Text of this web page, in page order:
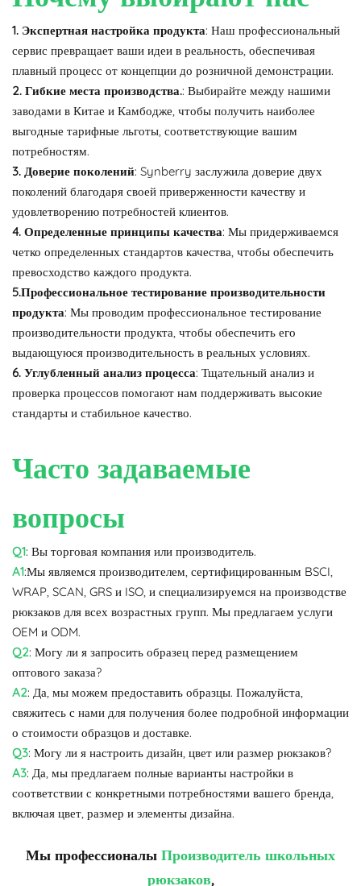
1. Экспертная настройка продукта: Наш профессиональный
сервис превращает ваши идеи в реальность, обеспечивая
плавный процесс от концепции до розничной демонстрации.
2. Гибкие места производства.: Выбирайте между нашими
заводами в Китае и Камбодже, чтобы получить наиболее
выгодные тарифные льготы, соответствующие вашим
потребностям.
3. Доверие поколений: Synberry заслужила доверие двух
поколений благодаря своей приверженности качеству и
удовлетворению потребностей клиентов.
4. Определенные принципы качества: Мы придерживаемся
четко определенных стандартов качества, чтобы обеспечить
превосходство каждого продукта.
5.Профессиональное тестирование производительности
продукта: Мы проводим профессиональное тестирование
производительности продукта, чтобы обеспечить его
выдающуюся производительность в реальных условиях.
6. Углубленный анализ процесса: Тщательный анализ и
проверка процессов помогают нам поддерживать высокие
стандарты и стабильное качество.
Часто задаваемые
вопросы
Q1: Вы торговая компания или производитель.
A1:Мы являемся производителем, сертифицированным BSCI,
WRAP, SCAN, GRS и ISO, и специализируемся на производстве
рюкзаков для всех возрастных групп. Мы предлагаем услуги
OEM и ODM.
Q2: Могу ли я запросить образец перед размещением
оптового заказа?
A2: Да, мы можем предоставить образцы. Пожалуйста,
свяжитесь с нами для получения более подробной информации
о стоимости образцов и доставке.
Q3: Могу ли я настроить дизайн, цвет или размер рюкзаков?
A3: Да, мы предлагаем полные варианты настройки в
соответствии с конкретными потребностями вашего бренда,
включая цвет, размер и элементы дизайна.
Мы профессионалы Производитель школьных
рюкзаков,